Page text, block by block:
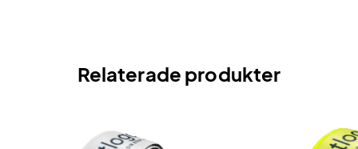
Relaterade produkter